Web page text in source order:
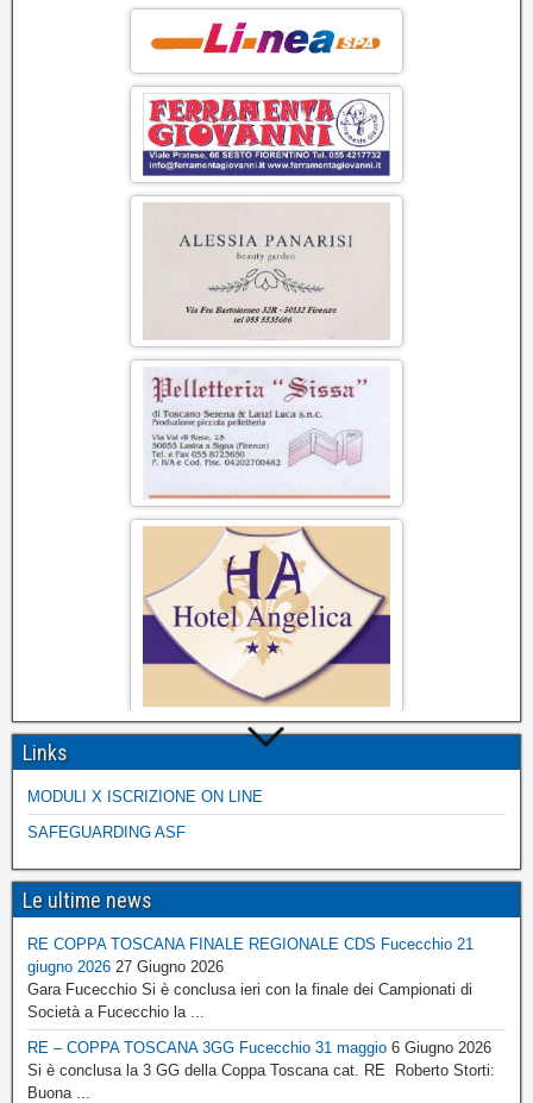
Links
MODULI X ISCRIZIONE ON LINE
SAFEGUARDING ASF
Le ultime news
RE COPPA TOSCANA FINALE REGIONALE CDS Fucecchio 21
giugno 2026 27 Giugno 2026
Gara Fucecchio Si è conclusa ieri con la finale dei Campionati di
Società a Fucecchio la ...
RE – COPPA TOSCANA 3GG Fucecchio 31 maggio 6 Giugno 2026
Si è conclusa la 3 GG della Coppa Toscana cat. RE Roberto Storti:
Buona ...